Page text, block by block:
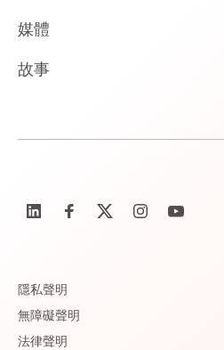
媒體
故事
隱私聲明
無障礙聲明
法律聲明